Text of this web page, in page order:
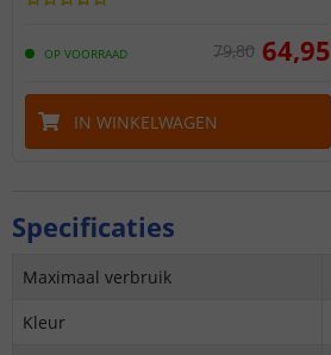
OP VOORRAAD 79,80 64,95
IN WINKELWAGEN
Specificaties
Maximaal verbruik
Kleur